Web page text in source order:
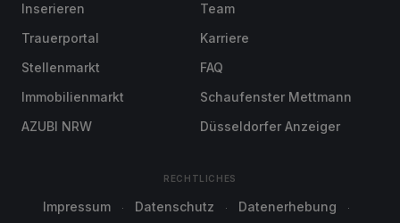
Inserieren
Trauerportal
Stellenmarkt
Immobilienmarkt
AZUBI NRW
Team
Karriere
FAQ
Schaufenster Mettmann
Düsseldorfer Anzeiger
RECHTLICHES
Impressum Datenschutz
Datenerhebung